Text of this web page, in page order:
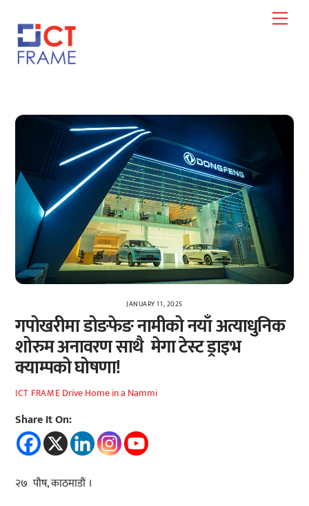
content
JANUARY 11, 2025
गपोखरीमा डोङफेङ नामीको नयाँ अत्याधुनिक
शोरुम अनावरण साथै मेगा टेस्ट ड्राइभ
क्याम्पको घोषणा!
ICT FRAME Drive Home in a Nammi
Share It On:
२७ पौष, काठमाडौं ।